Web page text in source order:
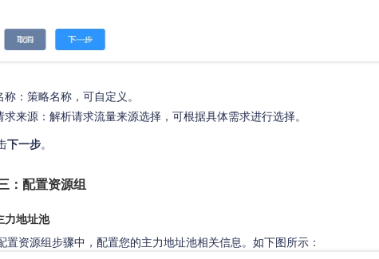
称：策略名称，可自定义。
求来源：解析请求流量来源选择，可根据具体需求进行选择。
下一步。
：配置资源组
力地址池
置资源组步骤中，配置您的主力地址池相关信息。如下图所示：